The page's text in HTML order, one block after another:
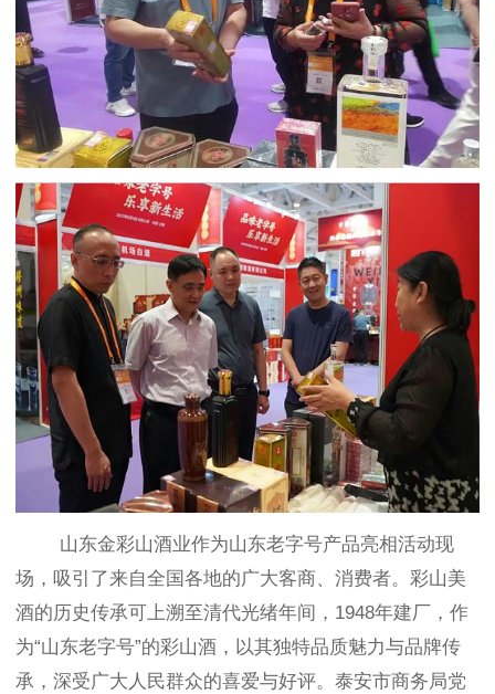
山东金彩山酒业作为山东老字号产品亮相活动现
场，吸引了来自全国各地的广大客商、消费者。彩山美
酒的历史传承可上溯至清代光绪年间，1948年建厂，作
为“山东老字号”的彩山酒，以其独特品质魅力与品牌传
承，深受广大人民群众的喜爱与好评。泰安市商务局党